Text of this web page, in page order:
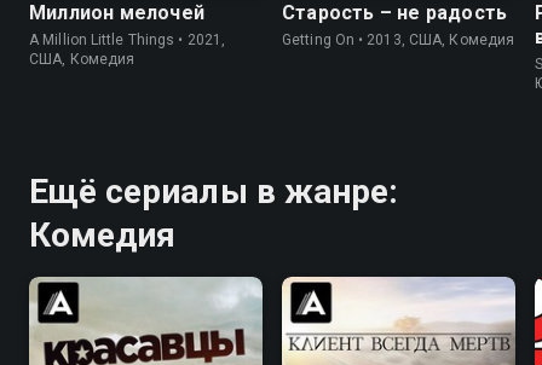
Миллион мелочей
A Million Little Things • 2021,
США, Комедия
Старость – не радость
Getting On • 2013, США, Комедия
Ещё сериалы в жанре:
Комедия